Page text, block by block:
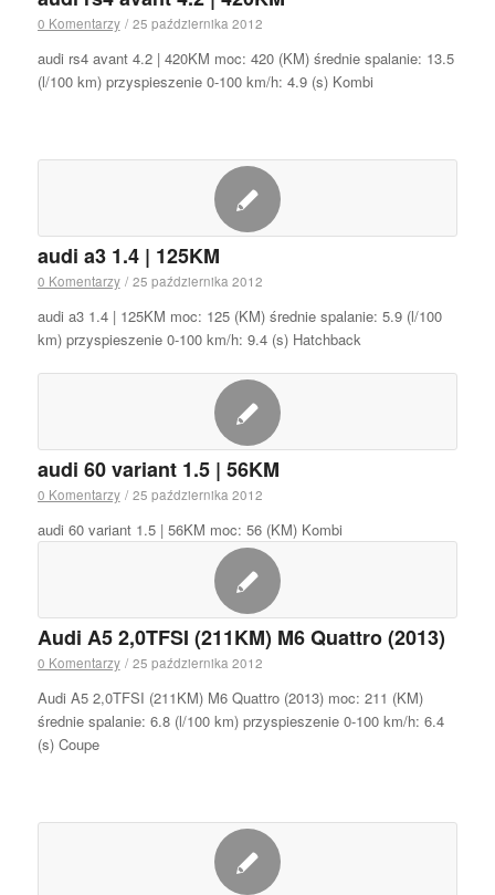
0 Komentarzy / 25 października 2012
audi rs4 avant 4.2 | 420KM moc: 420 (KM) średnie spalanie: 13.5
(l/100 km) przyspieszenie 0-100 km/h: 4.9 (s) Kombi
audi a3 1.4 | 125KM
0 Komentarzy / 25 października 2012
audi a3 1.4 | 125KM moc: 125 (KM) średnie spalanie: 5.9 (l/100
km) przyspieszenie 0-100 km/h: 9.4 (s) Hatchback
audi 60 variant 1.5 | 56KM
0 Komentarzy / 25 października 2012
audi 60 variant 1.5 | 56KM moc: 56 (KM) Kombi
Audi A5 2,0TFSI (211KM) M6 Quattro (2013)
0 Komentarzy / 25 października 2012
Audi A5 2,0TFSI (211KM) M6 Quattro (2013) moc: 211 (KM)
średnie spalanie: 6.8 (l/100 km) przyspieszenie 0-100 km/h: 6.4
(s) Coupe